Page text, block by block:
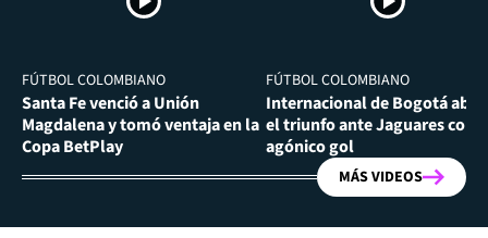
FÚTBOL COLOMBIANO
Santa Fe venció a Unión
Magdalena y tomó ventaja en la
Copa BetPlay
FÚTBOL COLOMBIANO
Internacional de Bogotá
el triunfo ante Jaguares con
agónico gol
MÁS VIDEOS